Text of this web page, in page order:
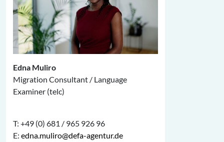
Edna Muliro
Migration Consultant / Language
Examiner (telc)
T: +49 (0) 681 / 965 926 96
E: edna.muliro@defa-agentur.de